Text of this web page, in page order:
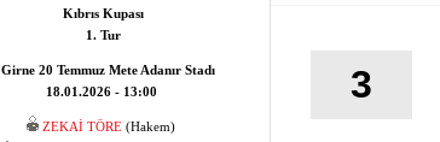
Kıbrıs Kupası
1. Tur
Girne 20 Temmuz Mete Adanır Stadı
18.01.2026 - 13:00
ZEKAİ TÖRE (Hakem)
3